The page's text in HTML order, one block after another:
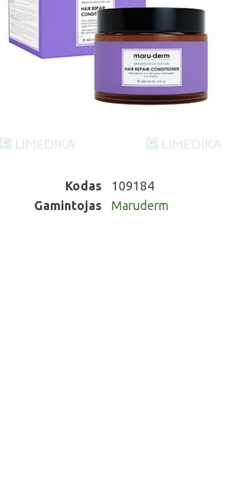
Kodas
109184
Gamintojas
Maruderm